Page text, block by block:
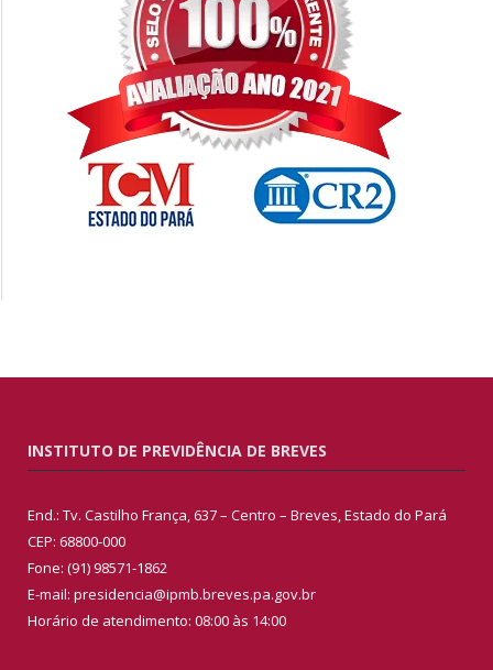
INSTITUTO DE PREVIDÊNCIA DE BREVES
End.: Tv. Castilho França, 637 – Centro – Breves, Estado do Pará
CEP: 68800-000
Fone: (91) 98571-1862
E-mail: presidencia@ipmb.breves.pa.gov.br
Horário de atendimento: 08:00 às 14:00